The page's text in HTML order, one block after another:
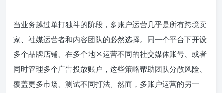
当业务越过单打独斗的阶段，多账户运营几乎是所有跨境卖
家、社媒运营者和内容团队的必然选择。同一个平台下开设
多个品牌店铺、在多个地区运营不同的社交媒体账号、或者
同时管理多个广告投放账户，这些策略帮助团队分散风险、
覆盖更多市场、测试不同打法。然而，多账户运营的另一